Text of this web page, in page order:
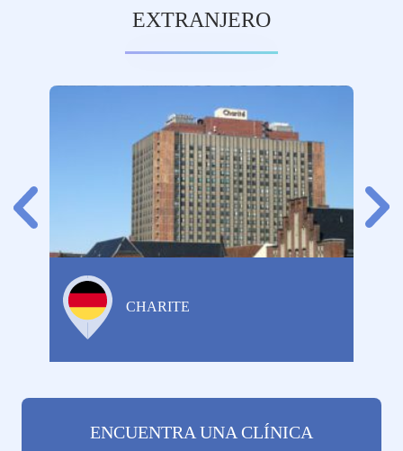
EXTRANJERO
CHARITE
ENCUENTRA UNA CLÍNICA